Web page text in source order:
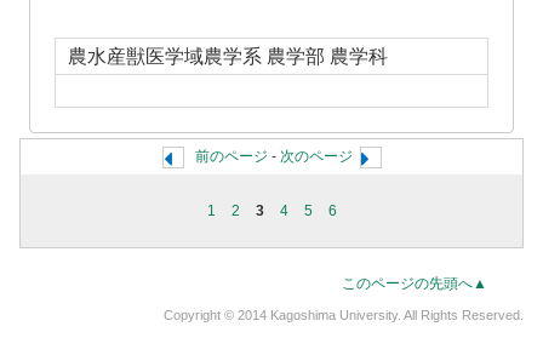
農水産獣医学域農学系 農学部 農学科
前のページ - 次のページ
1 2 3 4 5 6
このページの先頭へ▲
Copyright © 2014 Kagoshima University. All Rights Reserved.